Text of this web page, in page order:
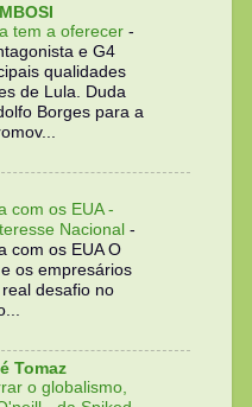
tem a oferecer -
e G4
qualidades
de Lula. Duda
Borges para a
com os EUA -
Nacional -
com os EUA O
os empresários
desafio no
Tomaz
o globalismo,